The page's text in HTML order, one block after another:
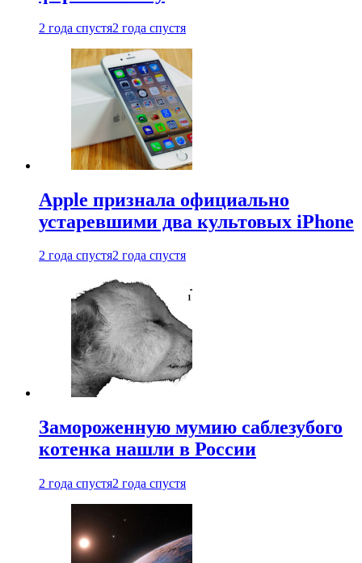
2 года спустя2 года спустя
Apple признала официально
устаревшими два культовых iPhone
2 года спустя2 года спустя
Замороженную мумию саблезубого
котенка нашли в России
2 года спустя2 года спустя